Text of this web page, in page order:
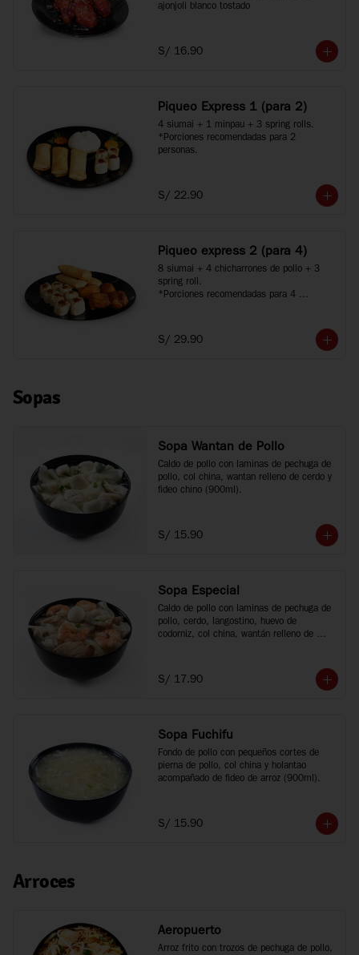
ajonjoli blanco tostado
S/ 16.90
Piqueo Express 1 (para 2)
4 siumai + 1 minpau + 3 spring rolls.
*Porciones recomendadas para 2
personas.
S/ 22.90
Piqueo express 2 (para 4)
8 siumai + 4 chicharrones de pollo + 3
spring roll.
*Porciones recomendadas para 4
S/ 29.90
Sopas
Sopa Wantan de Pollo
Caldo de pollo con laminas de pechuga de
pollo, col china, wantan relleno de cerdo y
fideo chino (900ml).
S/ 15.90
Sopa Especial
Caldo de pollo con laminas de pechuga de
pollo, cerdo, langostino, huevo de
codorniz, col china, wantán relleno de
S/ 17.90
Sopa Fuchifu
Fondo de pollo con pequeños cortes de
pierna de pollo, col china y holantao
acompañado de fideo de arroz (900ml).
S/ 15.90
Arroces
Aeropuerto
Arroz frito con trozos de pechuga de pollo,